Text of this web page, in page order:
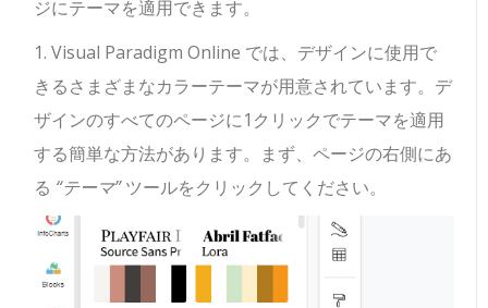
ジにテーマを適用できます。
1. Visual Paradigm Online では、デザインに使用で
きるさまざまなカラーテーマが用意されています。デ
ザインのすべてのページに1クリックでテーマを適用
する簡単な方法があります。まず、ページの右側にあ
る “テーマ”ツールをクリックしてください。